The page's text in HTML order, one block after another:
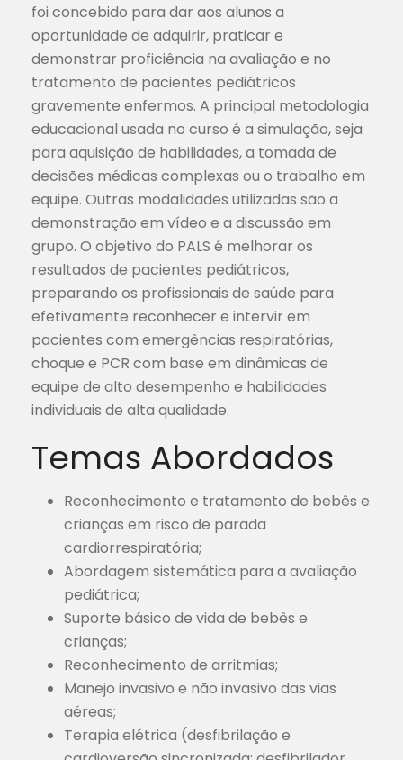
foi concebido para dar aos alunos a
oportunidade de adquirir, praticar e
demonstrar proficiência na avaliação e no
tratamento de pacientes pediátricos
gravemente enfermos. A principal metodologia
educacional usada no curso é a simulação, seja
para aquisição de habilidades, a tomada de
decisões médicas complexas ou o trabalho em
equipe. Outras modalidades utilizadas são a
demonstração em vídeo e a discussão em
grupo. O objetivo do PALS é melhorar os
resultados de pacientes pediátricos,
preparando os profissionais de saúde para
efetivamente reconhecer e intervir em
pacientes com emergências respiratórias,
choque e PCR com base em dinâmicas de
equipe de alto desempenho e habilidades
individuais de alta qualidade.
Temas Abordados
Reconhecimento e tratamento de bebês e
crianças em risco de parada
cardiorrespiratória;
Abordagem sistemática para a avaliação
pediátrica;
Suporte básico de vida de bebês e
crianças;
Reconhecimento de arritmias;
Manejo invasivo e não invasivo das vias
aéreas;
Terapia elétrica (desfibrilação e